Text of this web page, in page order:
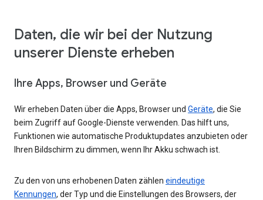
Daten, die wir bei der Nutzung
unserer Dienste erheben
Ihre Apps, Browser und Geräte
Wir erheben Daten über die Apps, Browser und Geräte, die Sie
beim Zugriff auf Google-Dienste verwenden. Das hilft uns,
Funktionen wie automatische Produktupdates anzubieten oder
Ihren Bildschirm zu dimmen, wenn Ihr Akku schwach ist.
Zu den von uns erhobenen Daten zählen eindeutige
Kennungen, der Typ und die Einstellungen des Browsers, der